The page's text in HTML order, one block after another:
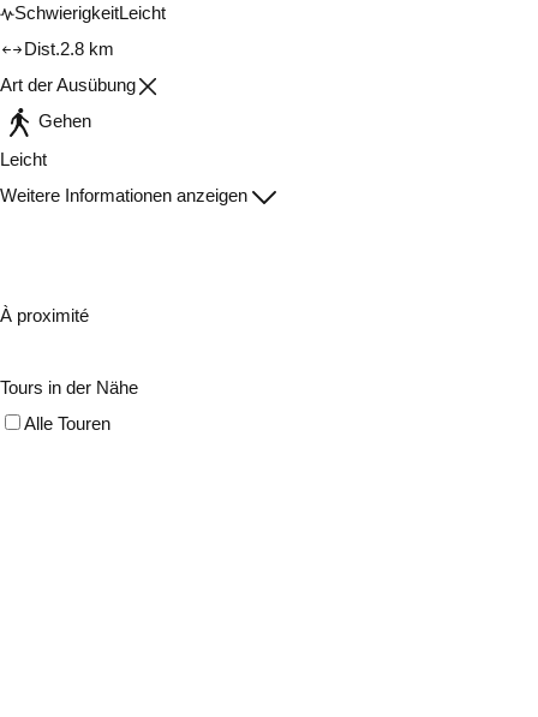
SchwierigkeitLeicht
Dist.2.8 km
Art der Ausübung
Gehen
Leicht
Weitere Informationen anzeigen
À proximité
Tours in der Nähe
Alle Touren